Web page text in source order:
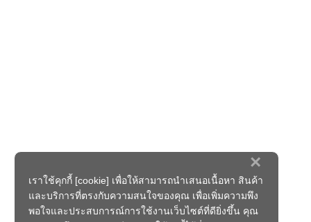
×
เราใช้คุกกี้ [cookie] เพื่อให้สามารถนำเสนอเนื้อหา สินค้า
และบริการที่ตรงกับความสนใจของคุณ เพื่อเพิ่มความพึง
พอใจและประสบการณ์การใช้งานเว็บไซต์ที่ดียิ่งขึ้น คุณ